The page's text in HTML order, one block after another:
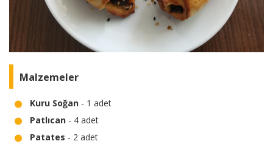
Malzemeler
Kuru Soğan - 1 adet
Patlıcan - 4 adet
Patates - 2 adet